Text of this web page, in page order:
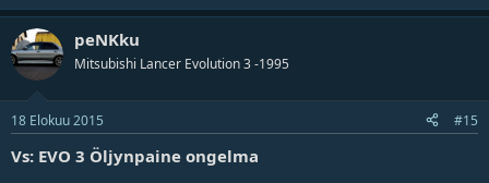
peNKku
Mitsubishi Lancer Evolution 3 -1995
18 Elokuu 2015 #15
Vs: EVO 3 Öljynpaine ongelma